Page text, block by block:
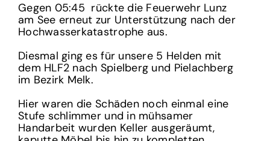
Gegen 05:45 rückte die Feuerwehr Lunz
am See erneut zur Unterstützung nach der
Hochwasserkatastrophe aus.
Diesmal ging es für unsere 5 Helden mit
dem HLF2 nach Spielberg und Pielachberg
im Bezirk Melk.
Hier waren die Schäden noch einmal eine
Stufe schlimmer und in mühsamer
Handarbeit wurden Keller ausgeräumt,